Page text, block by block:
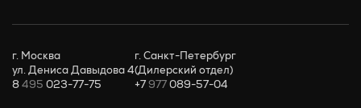
г. Москва
ул. Дениса Давыдова 4
8495 023-77-75
г. Санкт-Петербург
(Дилерский отдел)
+7977089-57-04